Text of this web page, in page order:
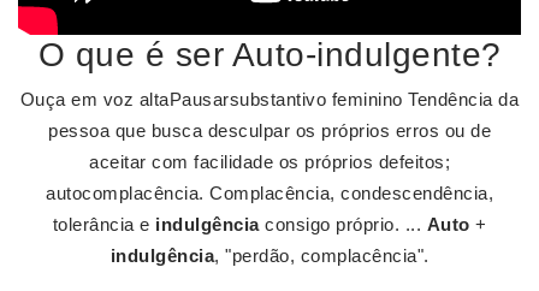
O que é ser Auto-indulgente?
Ouça em voz altaPausarsubstantivo feminino Tendência da
pessoa que busca desculpar os próprios erros ou de
aceitar com facilidade os próprios defeitos;
autocomplacência. Complacência, condescendência,
tolerância e indulgênciaconsigo próprio. ... Auto +
indulgência, "perdão, complacência".